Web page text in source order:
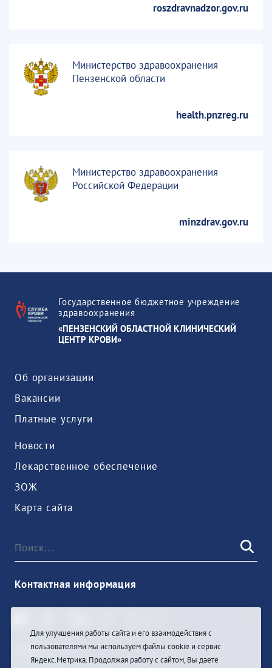
roszdravnadzor.gov.ru
Министерство здравоохранения
Пензенской области
health.pnzreg.ru
Министерство здравоохранения
Российской Федерации
minzdrav.gov.ru
Государственное бюджетное учреждение
здравоохранения
«ПЕНЗЕНСКИЙ ОБЛАСТНОЙ КЛИНИЧЕСКИЙ
ЦЕНТР КРОВИ»
Об организации
Вакансии
Платные услуги
Новости
Лекарственное обеспечение
ЗОЖ
Карта сайта
Контактная информация
Войти
Для улучшения работы сайта и его взаимодействия с
пользователями мы используем файлы cookie и сервис
Яндекс.Метрика. Продолжая работу с сайтом, Вы даете